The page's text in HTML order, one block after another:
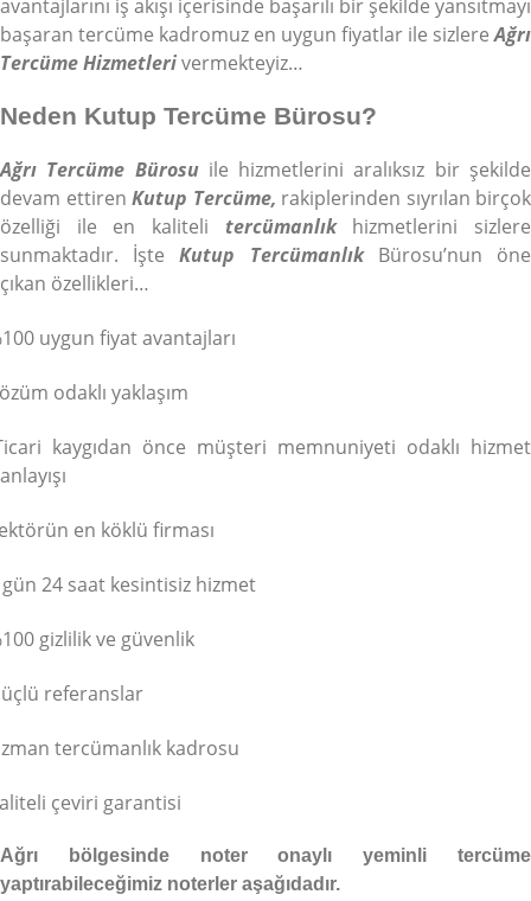
avantajlarını iş akışı içerisinde başarılı bir şekilde yansıtmayı
başaran tercüme kadromuz en uygun fiyatlar ile sizlereAğrı
Tercüme Hizmetlerivermekteyiz…
Neden Kutup Tercüme Bürosu?
Ağrı Tercüme Bürosuile hizmetlerini aralıksız bir şekilde
devam ettiren Kutup Tercüme, rakiplerinden sıyrılan birçok
özelliği ile en kaliteli tercümanlıkhizmetlerini sizlere
sunmaktadır. İşteKutup TercümanlıkBürosu’nun öne
çıkan özellikleri…
uygun fiyat avantajları
odaklı yaklaşım
kaygıdan önce müşteri memnuniyeti odaklı hizmet
anlayışı
en köklü firması
24 saat kesintisiz hizmet
gizlilik ve güvenlik
referanslar
tercümanlık kadrosu
çeviri garantisi
Ağrı bölgesinde noter onaylı yeminli tercüme
yaptırabileceğimiz noterler aşağıdadır.